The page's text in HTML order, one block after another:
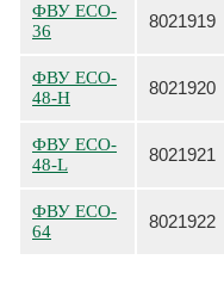
ФВУ ECO-
36
8021919
ФВУ ECO-
48-H
8021920
ФВУ ECO-
48-L
8021921
ФВУ ECO-
64
8021922